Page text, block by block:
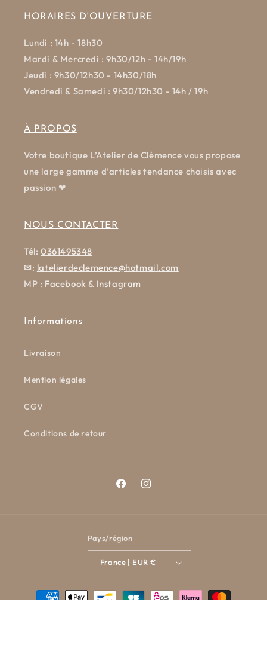
HORAIRES D'OUVERTURE
Lundi : 14h - 18h30
Mardi & Mercredi : 9h30/12h - 14h/19h
Jeudi : 9h30/12h30 - 14h30/18h
Vendredi & Samedi : 9h30/12h30 - 14h / 19h
À PROPOS
Votre boutique L’Atelier de Clémence vous propose
une large gamme d’articles tendance choisis avec
passion ❤
NOUS CONTACTER
Tél:0361495348
✉: latelierdeclemence@hotmail.com
MP : Facebook & Instagram
Informations
Livraison
Mention légales
CGV
Conditions de retour
FacebookInstagram
Pays/région
France | EUR €
Moyens